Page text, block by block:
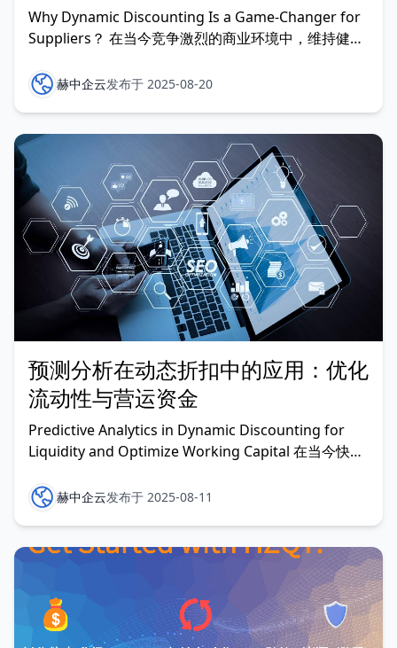
Why Dynamic Discounting Is a Game-Changer for
Suppliers？ 在当今竞争激烈的商业环境中，维持健康
的付款账期（如30天、60天、90天甚至120天）往往
会占用营运资金，造成巨大的运营压力。赫中企云动态
赫中企云发布于 2025-08-20
预测分析在动态折扣中的应用：优化
流动性与营运资金
Predictive Analytics in Dynamic Discounting for
Liquidity and Optimize Working Capital 在当今快速
企业主、首席财务官和财务决策者的核心任务。特别是
对于面临财务限制或供
赫中企云发布于 2025-08-11